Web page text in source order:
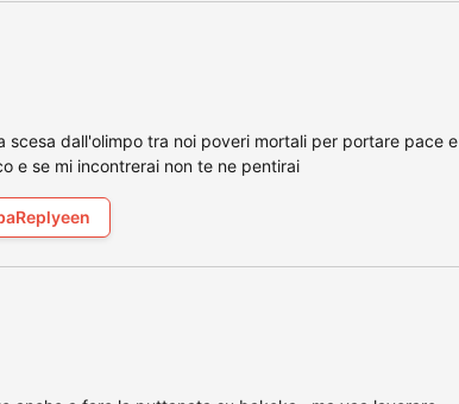
scesa dall'olimpo tra noi poveri mortali per portare pace e
e se mi incontrerai non te ne pentirai